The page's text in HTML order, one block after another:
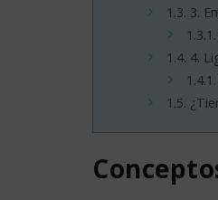
1.3. 3.
1.3.1.
1.4. 4.
1.4.1.
1.5.